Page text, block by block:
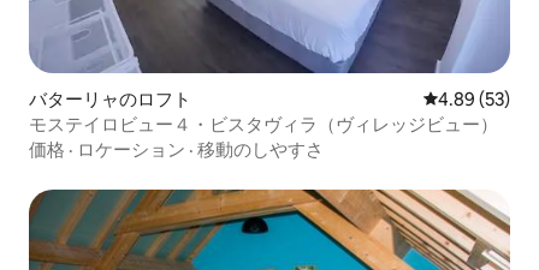
バターリャのロフト レビュー53
4.89 (53)
モステイロビュー４・ビスタヴィラ（ヴィレッジビュー）
価格 · ロケーション · 移動のしやすさ